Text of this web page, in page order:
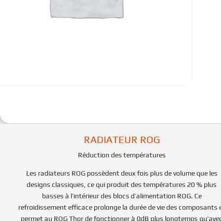
RADIATEUR ROG
Réduction des températures
Les radiateurs ROG possèdent deux fois plus de volume que les
designs classiques, ce qui produit des températures 20 % plus
basses à l’intérieur des blocs d’alimentation ROG. Ce
refroidissement efficace prolonge la durée de vie des composants
permet au ROG Thor de fonctionner à 0dB plus longtemps